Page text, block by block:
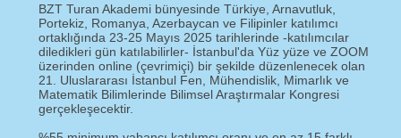
BZT Turan Akademi bünyesinde Türkiye, Arnavutluk,
Portekiz, Romanya, Azerbaycan ve Filipinler katılımcı
ortaklığında 23-25 Mayıs 2025 tarihlerinde -katılımcılar
diledikleri gün katılabilirler- İstanbul'da Yüz yüze ve ZOOM
üzerinden online (çevrimiçi) bir şekilde düzenlenecek olan
21. Uluslararası İstanbul Fen, Mühendislik, Mimarlık ve
Matematik Bilimlerinde Bilimsel Araştırmalar Kongresi
gerçekleşecektir.​